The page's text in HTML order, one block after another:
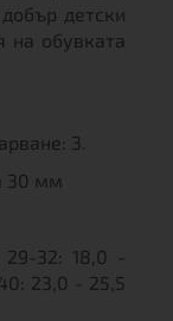
детски
на обувката
3.
30 мм
32: 18,0 -
23,0 - 25,5